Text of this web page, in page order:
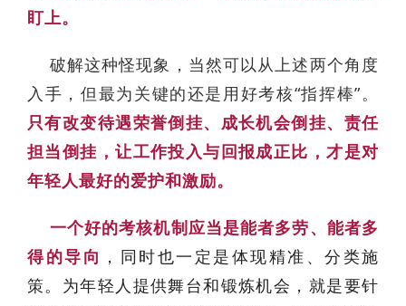
盯上。
破解这种怪现象，当然可以从上述两个角度
入手，但最为关键的还是用好考核“指挥棒”。
只有改变待遇荣誉倒挂、成长机会倒挂、责任
担当倒挂，让工作投入与回报成正比，才是对
年轻人最好的爱护和激励。
一个好的考核机制应当是能者多劳、能者多
得的导向 ，同时也一定是体现精准、分类施
策。为年轻人提供舞台和锻炼机会，就是要针